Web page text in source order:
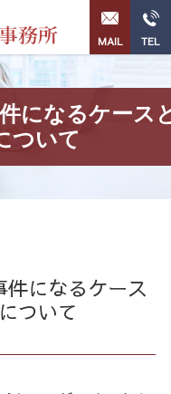
になるケース
ついて
になるケース
ついて